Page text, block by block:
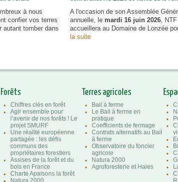
à nous
confier vos terres
autant tomber dans
A l'occasion de son Assemblée
annuelle, le mardi 16 juin 2026,
accueillera au Domaine de Lonzée
la suite
Forêts
Chiffres clés en forêt
Agir ensemble pour
l’avenir de nos forêts ! Le
projet SMURF
Une réalité européenne
partagée : les défis
communs des
propriétaires forestiers
Assises de la forêt et du
bois en France
Charte Apaisons la forêt
Natura 2000
Terres agricoles
Bail à ferme
Le Bail à ferme en
pratique
Coefficients de fermage
Contrats alternatifs au Bail
à ferme
Observatoire du foncier
agricole
Natura 2000
Agroforesterie et Haies